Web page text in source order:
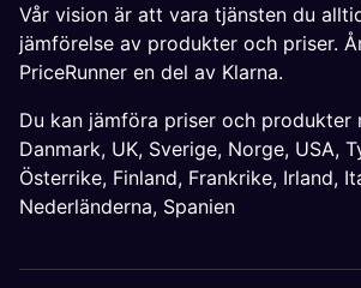
Vår vision är att vara tjänsten du
jämförelse av produkter och priser.
PriceRunner en del av Klarna.
Du kan jämföra priser och produkter
Danmark, UK, Sverige, Norge, USA,
Österrike, Finland, Frankrike, Irland,
Nederländerna, Spanien